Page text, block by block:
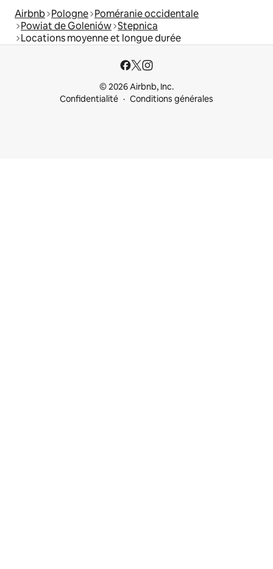
Airbnb Pologne Poméranie occidentale
Powiat de Goleniów Stepnica
Locations moyenne et longue durée
© 2026 Airbnb, Inc.
Confidentialité
Conditions générales